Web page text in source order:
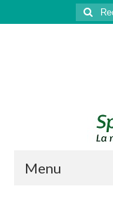
:
Menu